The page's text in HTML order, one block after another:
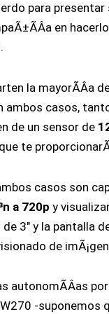
para
en
.
la mayorÃ­Â­a
ambos casos,
de un sensor de
te
casos son
a 720p y
de 3″ y la pantalla
de
autonomÃ­Â­as
-suponemos